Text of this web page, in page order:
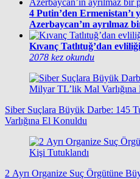
4 Putin’den Ermenistan’ı
Azerbaycan’ın ayrılmaz
Kıvanç Tatlıtuğ’dan
2078 kez okundu
Siber Suçlara Büyük Darbe: 145
Varlığına El Konuldu
2 Ayrı Organize Suç Örgütüne